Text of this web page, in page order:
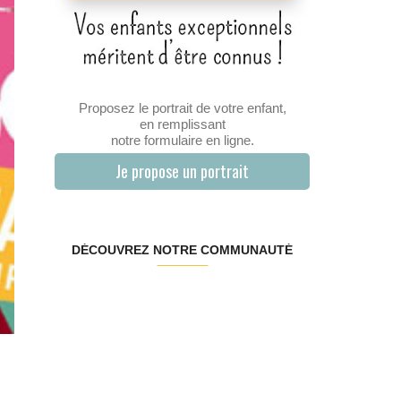
Proposez le portrait de votre enfant,
en remplissant
notre formulaire en ligne.
Je propose un portrait
DÉCOUVREZ NOTRE COMMUNAUTÉ